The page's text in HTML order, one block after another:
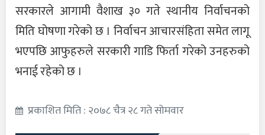
सरकारले आगामी वैशाख ३० गते स्थानीय निर्वाचनको
मिति घोषणा गरेको छ । निर्वाचन आचारसंहिता समेत लागू
भएपछि आफुहरुले सरकारी गाडि फिर्ता गरेको उनहरुको
भनाई रहेको छ ।
प्रकाशित मिति : २०७८ चैत्र २८ गते सोमवार